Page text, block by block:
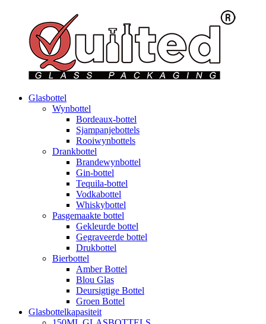
Glasbottel
Wynbottel
Bordeaux-bottel
Sjampanjebottels
Rooiwynbottels
Drankbottel
Brandewynbottel
Gin-bottel
Tequila-bottel
Vodkabottel
Whiskybottel
Pasgemaakte bottel
Gekleurde bottel
Gegraveerde bottel
Drukbottel
Bierbottel
Amber Bottel
Blou Glas
Deursigtige Bottel
Groen Bottel
Glasbottelkapasiteit